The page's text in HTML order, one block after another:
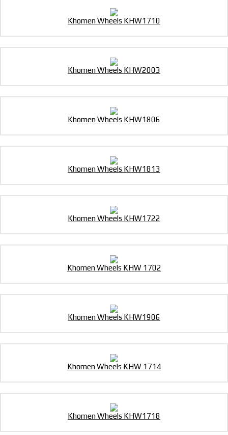
Khomen Wheels KHW1710
Khomen Wheels KHW2003
Khomen Wheels KHW1806
Khomen Wheels KHW1813
Khomen Wheels KHW1722
Khomen Wheels KHW 1702
Khomen Wheels KHW1906
Khomen Wheels KHW 1714
Khomen Wheels KHW1718